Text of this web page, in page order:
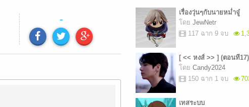
-
เรื่องวุ่นๆกับนายหม่ำจู๋
โดย JewNetr
117 ฉาก 9 จบ
[ << หงส์ >> ] (ตอนที17)
โดย Candy2024
150 ฉาก 1 จบ
เทสระบบ